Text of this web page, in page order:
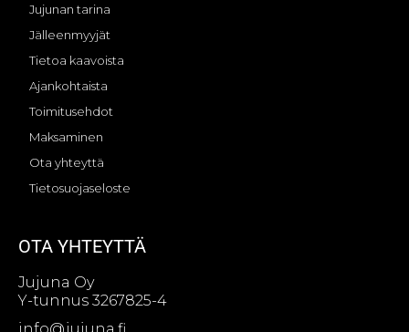
Jujunan tarina
Jälleenmyyjät
Tietoa kaavoista
Ajankohtaista
Toimitusehdot
Maksaminen
Ota yhteyttä
Tietosuojaseloste
OTA YHTEYTTÄ
Jujuna Oy
Y-tunnus 3267825-4